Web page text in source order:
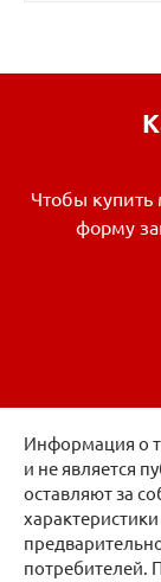
Чтобы купить
форму
Информация о
и не является
оставляют за
потребителей.